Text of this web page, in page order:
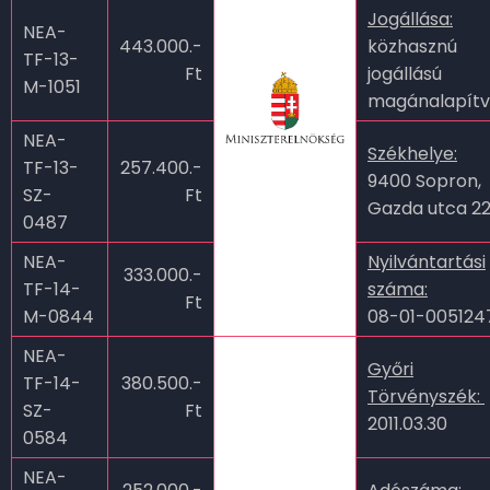
NEA-
TF-13-
M-1051
443.000.-
Ft
Jogállása:
közhasznú
jogállású
NEA-
TF-13-
SZ-
0487
257.400.-
Ft
Székhelye:
9400 Sopron,
Gazda utca
NEA-
TF-14-
M-0844
333.000.-
Ft
Nyilvántartási
száma:
08-01-
NEA-
TF-14-
SZ-
0584
380.500.-
Ft
Győri
Törvényszék:
2011.03.30
NEA-